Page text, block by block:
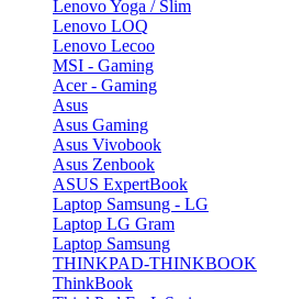
Lenovo Yoga / Slim
Lenovo LOQ
Lenovo Lecoo
MSI - Gaming
Acer - Gaming
Asus
Asus Gaming
Asus Vivobook
Asus Zenbook
ASUS ExpertBook
Laptop Samsung - LG
Laptop LG Gram
Laptop Samsung
THINKPAD-THINKBOOK
ThinkBook